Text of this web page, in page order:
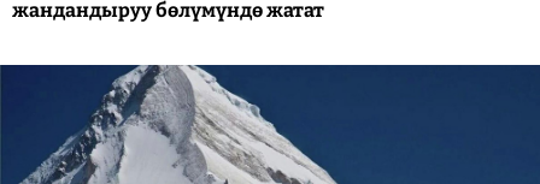
жандандыруу бөлүмүндө жатат